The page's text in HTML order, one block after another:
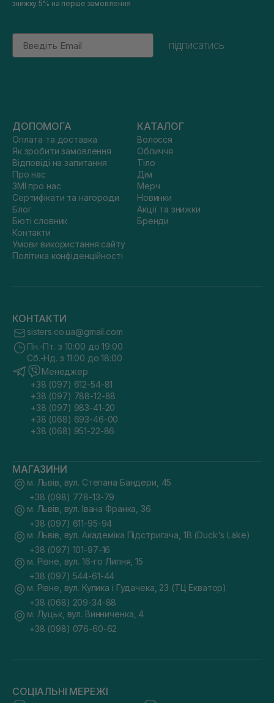
знижку 5% на перше замовлення
Email
підписатись
ДОПОМОГА
Оплата та доставка
Як зробити замовлення
Відповіді на запитання
Про нас
ЗМІ про нас
Сертифікати та нагороди
Блог
Бюті словник
Контакти
Умови використання сайту
Політика конфіденційності
КАТАЛОГ
Волосся
Обличчя
Тіло
Дім
Мерч
Новинки
Акції та знижки
Бренди
КОНТАКТИ
sisters.co.ua@gmail.com
Пн.-Пт. з 10:00 до 19:00
Сб.-Нд. з 11:00 до 18:00
Менеджер
+38 (097) 612-54-81
+38 (097) 788-12-88
+38 (097) 983-41-20
+38 (068) 693-46-00
+38 (068) 951-22-86
МАГАЗИНИ
м. Львів, вул. Степана Бандери, 45
+38 (098) 778-13-79
м. Львів, вул. Івана Франка, 36
+38 (097) 611-95-94
м. Львів, вул. Академіка Підстригача, 1В (Duck's Lake)
+38 (097) 101-97-16
м. Рівне, вул. 16-го Липня, 15
+38 (097) 544-61-44
м. Рівне, вул. Кулика і Гудачека, 23 (ТЦ Екватор)
+38 (068) 209-34-88
м. Луцьк, вул. Винниченка, 4
+38 (098) 076-60-62
СОЦІАЛЬНІ МЕРЕЖІ